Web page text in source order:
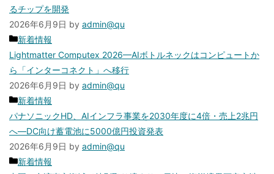
ゴ
リ
ー
るチップを開発
2026年6月9日 by admin@qu
カ
テ
ゴ
リ
ー
新着情報
Lightmatter Computex 2026—AIボトルネックはコンピュートか
ら「インターコネクト」へ移行
2026年6月9日 by admin@qu
カ
テ
ゴ
リ
ー
新着情報
パナソニックHD、AIインフラ事業を2030年度に4倍・売上2兆円
へ—DC向け蓄電池に5000億円投資発表
2026年6月9日 by admin@qu
カ
新着情報